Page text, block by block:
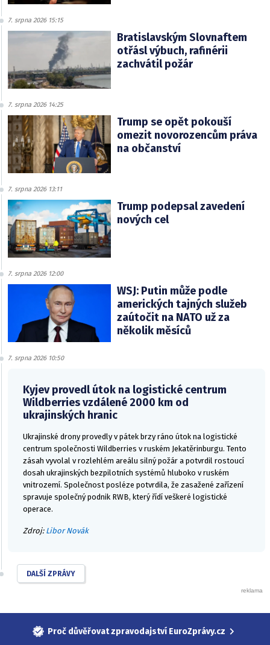
7. srpna 2026 15:15
Bratislavským Slovnaftem
otřásl výbuch, rafinérii
zachvátil požár
7. srpna 2026 14:25
Trump se opět pokouší
omezit novorozencům práva
na občanství
7. srpna 2026 13:11
Trump podepsal zavedení
nových cel
7. srpna 2026 12:00
WSJ: Putin může podle
amerických tajných služeb
zaútočit na NATO už za
několik měsíců
7. srpna 2026 10:50
Kyjev provedl útok na logistické centrum
Wildberries vzdálené 2000 km od
ukrajinských hranic
Ukrajinské drony provedly v pátek brzy ráno útok na logistické
centrum společnosti Wildberries v ruském Jekatěrinburgu. Tento
zásah vyvolal v rozlehlém areálu silný požár a potvrdil rostoucí
dosah ukrajinských bezpilotních systémů hluboko v ruském
vnitrozemí. Společnost posléze potvrdila, že zasažené zařízení
spravuje společný podnik RWB, který řídí veškeré logistické
operace.
Zdroj: Libor Novák
DALŠÍ ZPRÁVY
Proč důvěřovat zpravodajství EuroZprávy.cz